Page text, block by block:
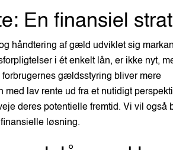
En finansiel
håndtering af gæld udviklet sig
i ét enkelt lån, er ikke nyt,
gældsstyring bliver mere
lav rente ud fra et nutidigt
deres potentielle fremtid. Vi vil også
løsning.